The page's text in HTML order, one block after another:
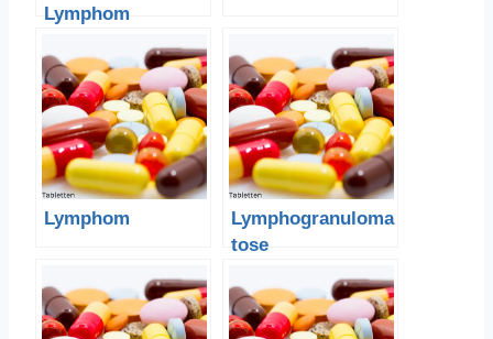
Lymphom
Lymphom
Lymphogranuloma
tose